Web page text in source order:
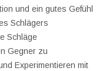
und ein gutes Gefühl
Schlägers
Schläge
Gegner zu
Experimentieren mit